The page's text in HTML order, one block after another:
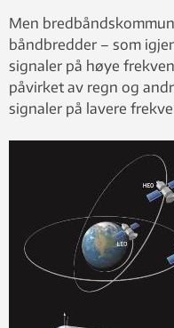
Men
båndbredder – som
signaler på høye
påvirket av regn og
signaler på lavere